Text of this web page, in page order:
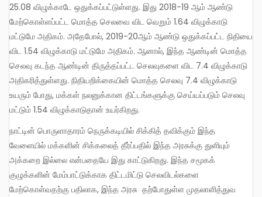
25.08 விழுக்காடே ஒதுக்கப்பட்டுள்ளது. இது 2018-19 ஆம் ஆண்டு
மேற்கொள்ளப்பட்ட மொத்த செலவை விட வெறும் 1.64 விழுக்காடு
மட்டுமே அதிகம். அதேபோல், 2019-20ஆம் ஆண்டு ஒதுக்கப்பட்ட நிதியை
விட 1.54 விழுக்காடு மட்டுமே அதிகம். ஆனால், இந்த ஆண்டின் மொத்த
செலவு கடந்த ஆண்டின் திருத்தப்பட்ட செலவுகளை விட 7.4 விழுக்காடு
அதிகரித்துள்ளது. நிதியறிக்கையின் மொத்த செலவு 7.4 விழுக்காடு
உயரும் போது, மக்கள் நலனுக்கான திட்டங்களுக்கு செய்யப்படும் செலவு
மட்டும் 1.54 விழுக்காடுதான் உயர்கிறது.
நாட்டின் பொருளாதாரம் நெருக்கடியில் சிக்கித் தவிக்கும் இந்த
வேளையில் மக்களின் சிக்கலைத் தீர்ப்பதில் இந்த அரசுக்கு துளியும்
அக்கறை இல்லை என்பதையே இது காட்டுகிறது. இந்த சமூகக்
குழுக்களின் மேம்பாட்டுக்காக திட்டமிட்டு செலவிடல்களை
மேற்கொள்வதற்கு பதிலாக, இந்த அரசு தற்போதுள்ள முதலாளித்துவ